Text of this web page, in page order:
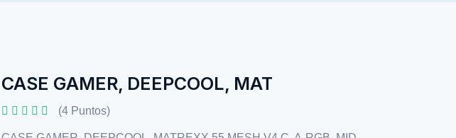
CASE GAMER, DEEPCOOL, MAT
(4 Puntos)